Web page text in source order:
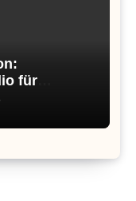
für